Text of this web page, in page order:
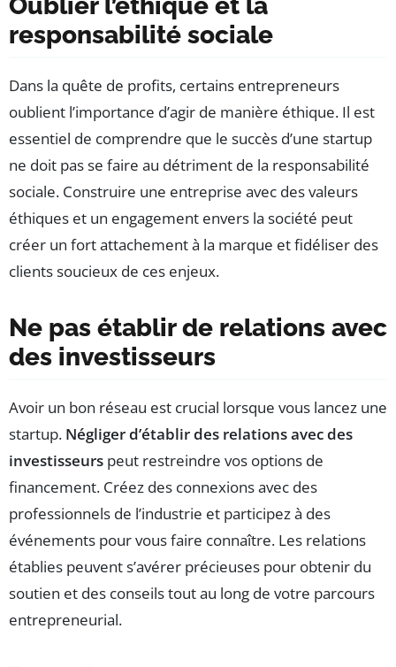
Oublier l’éthique et la
responsabilité sociale
Dans la quête de profits, certains entrepreneurs
oublient l’importance d’agir de manière éthique. Il est
essentiel de comprendre que le succès d’une startup
ne doit pas se faire au détriment de la responsabilité
sociale. Construire une entreprise avec des valeurs
éthiques et un engagement envers la société peut
créer un fort attachement à la marque et fidéliser des
clients soucieux de ces enjeux.
Ne pas établir de relations avec
des investisseurs
Avoir un bon réseau est crucial lorsque vous lancez une
startup. Négliger d’établir des relations avec des
investisseurs peut restreindre vos options de
financement. Créez des connexions avec des
professionnels de l’industrie et participez à des
événements pour vous faire connaître. Les relations
établies peuvent s’avérer précieuses pour obtenir du
soutien et des conseils tout au long de votre parcours
entrepreneurial.